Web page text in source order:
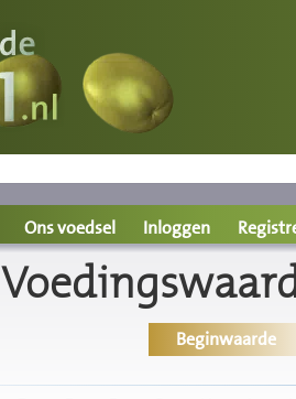
Ons voedsel Inloggen
Beginwaarde